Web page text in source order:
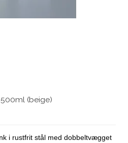
(beige)
i rustfrit stål med dobbeltvægget